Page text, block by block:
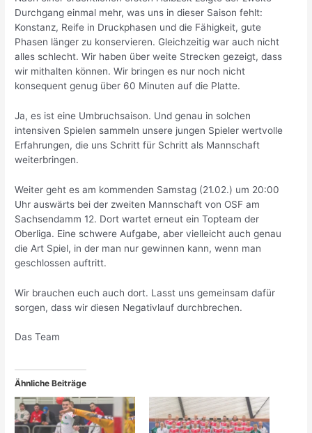
Durchgang einmal mehr, was uns in dieser Saison fehlt:
Konstanz, Reife in Druckphasen und die Fähigkeit, gute
Phasen länger zu konservieren. Gleichzeitig war auch nicht
alles schlecht. Wir haben über weite Strecken gezeigt, dass
wir mithalten können. Wir bringen es nur noch nicht
konsequent genug über 60 Minuten auf die Platte.
Ja, es ist eine Umbruchsaison. Und genau in solchen
intensiven Spielen sammeln unsere jungen Spieler wertvolle
Erfahrungen, die uns Schritt für Schritt als Mannschaft
weiterbringen.
Weiter geht es am kommenden Samstag (21.02.) um 20:00
Uhr auswärts bei der zweiten Mannschaft von OSF am
Sachsendamm 12. Dort wartet erneut ein Topteam der
Oberliga. Eine schwere Aufgabe, aber vielleicht auch genau
die Art Spiel, in der man nur gewinnen kann, wenn man
geschlossen auftritt.
Wir brauchen euch auch dort. Lasst uns gemeinsam dafür
sorgen, dass wir diesen Negativlauf durchbrechen.
Das Team
Ähnliche Beiträge